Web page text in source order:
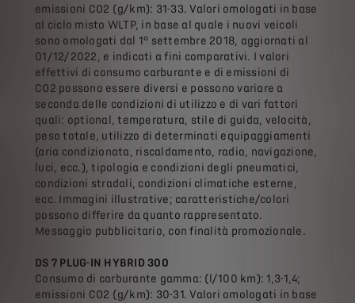
emissioni CO2 (g/km): 31-33. Valori omologati in base
al ciclo misto WLTP, in base al quale i nuovi veicoli
sono omologati dal 1° settembre 2018, aggiornati al
01/12/2022, e indicati a fini comparativi. I valori
effettivi di consumo carburante e di emissioni di
CO2 possono essere diversi e possono variare a
seconda delle condizioni di utilizzo e di vari fattori
quali: optional, temperatura, stile di guida, velocità,
peso totale, utilizzo di determinati equipaggiamenti
(aria condizionata, riscaldamento, radio, navigazione,
luci, ecc.), tipologia e condizioni degli pneumatici,
condizioni stradali, condizioni climatiche esterne,
ecc. Immagini illustrative; caratteristiche/colori
possono differire da quanto rappresentato.
Messaggio pubblicitario, con finalità promozionale.
DS 7 PLUG-IN HYBRID 300
Consumo di carburante gamma: (l/100 km): 1,3-1,4;
emissioni CO2 (g/km): 30-31. Valori omologati in base